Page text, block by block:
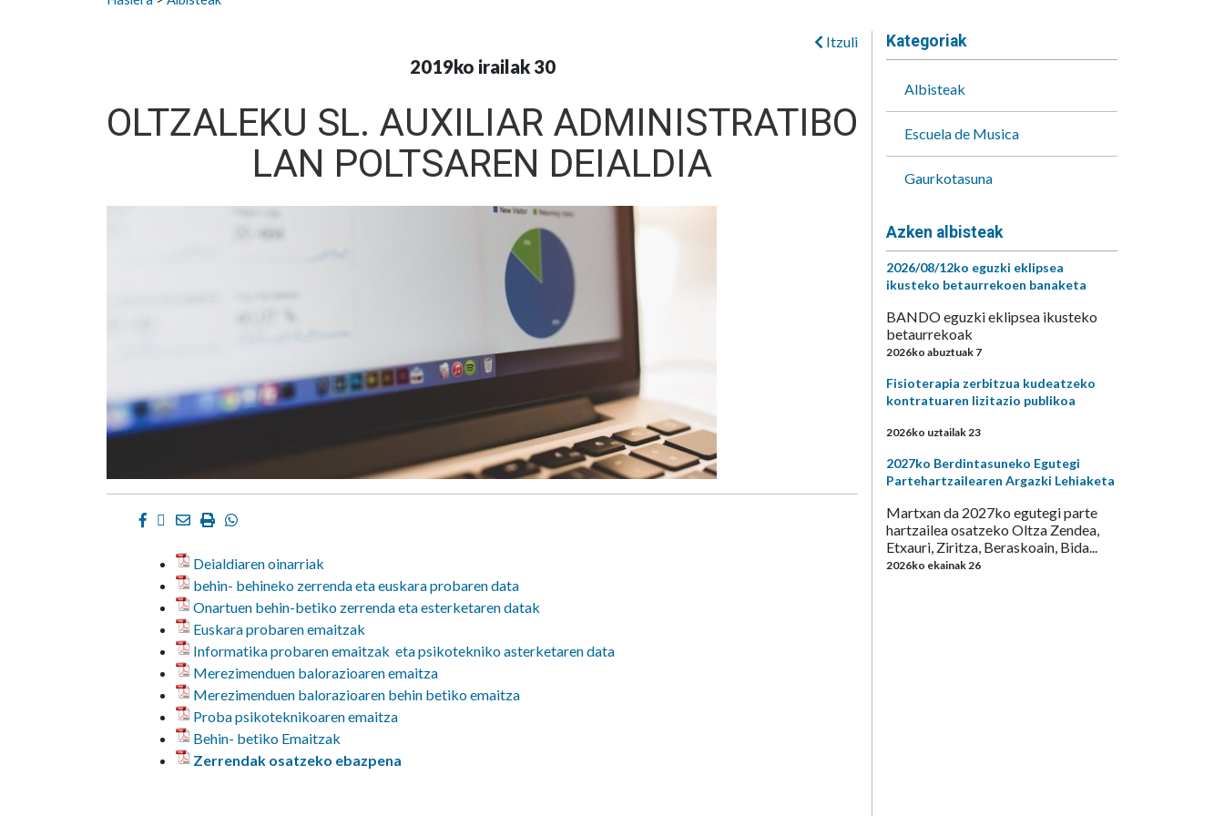
Itzuli
2019ko irailak 30
OLTZALEKU SL. AUXILIAR ADMINISTRATIBO
LAN POLTSAREN DEIALDIA
Facebook
Twitter
EmailImprimirWhatsapp
Deialdiaren oinarriak
behin- behineko zerrenda eta euskara probaren data
Onartuen behin-betiko zerrenda eta esterketaren datak
Euskara probaren emaitzak
Informatika probaren emaitzak eta psikotekniko asterketaren data
Merezimenduen balorazioaren emaitza
Merezimenduen balorazioaren behin betiko emaitza
Proba psikoteknikoaren emaitza
Behin- betiko Emaitzak
Zerrendak osatzeko ebazpena
Kategoriak
Albisteak
Escuela de Musica
Gaurkotasuna
Azken albisteak
2026/08/12ko eguzki eklipsea
ikusteko betaurrekoen banaketa
BANDO eguzki eklipsea ikusteko
betaurrekoak
2026ko abuztuak 7
Fisioterapia zerbitzua kudeatzeko
kontratuaren lizitazio publikoa
2026ko uztailak 23
2027ko Berdintasuneko Egutegi
Partehartzailearen Argazki Lehiaketa
Martxan da 2027ko egutegi parte
hartzailea osatzeko Oltza Zendea,
Etxauri, Ziritza, Beraskoain, Bida...
2026ko ekainak 26